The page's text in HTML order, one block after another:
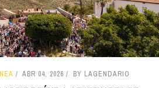
ABR 04, 2026 BY LAGENDARIO